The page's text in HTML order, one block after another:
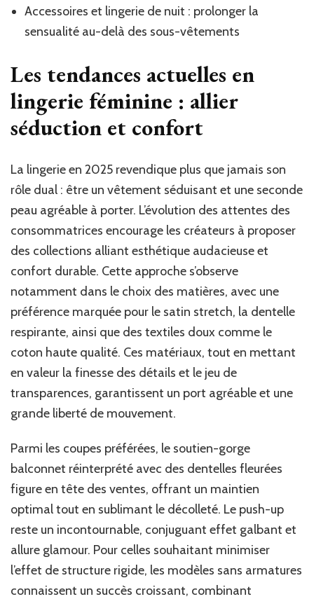
Accessoires et lingerie de nuit : prolonger la
sensualité au-delà des sous-vêtements
Les tendances actuelles en
lingerie féminine : allier
séduction et confort
La lingerie en 2025 revendique plus que jamais son
rôle dual : être un vêtement séduisant et une seconde
peau agréable à porter. L’évolution des attentes des
consommatrices encourage les créateurs à proposer
des collections alliant esthétique audacieuse et
confort durable. Cette approche s’observe
notamment dans le choix des matières, avec une
préférence marquée pour le satin stretch, la dentelle
respirante, ainsi que des textiles doux comme le
coton haute qualité. Ces matériaux, tout en mettant
en valeur la finesse des détails et le jeu de
transparences, garantissent un port agréable et une
grande liberté de mouvement.
Parmi les coupes préférées, le soutien-gorge
balconnet réinterprété avec des dentelles fleurées
figure en tête des ventes, offrant un maintien
optimal tout en sublimant le décolleté. Le push-up
reste un incontournable, conjuguant effet galbant et
allure glamour. Pour celles souhaitant minimiser
l’effet de structure rigide, les modèles sans armatures
connaissent un succès croissant, combinant